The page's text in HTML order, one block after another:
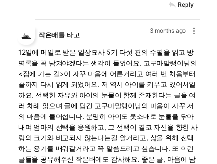
Reply
3 months ago
작은배를 타고
12일에 메일로 받은 일상묘사 5기 다섯 편의 수필을 읽고 방
명록을 꼭 남겨야겠다는 생각이 들었어요. 고구마말랭이님의
<집에 가는 길>이 자꾸 마음에 어른거리고 여러 번 처음부터
끝까지 다시 읽게 되었어요. 저 역시 아이를 키우고 있어서일
까요, 선택한 자유와 아이의 눈물이 함께 존재한다는 글을 여
러 차례 읽으며 글에 담긴 고구마말랭이님의 마음이 자꾸 저
의 마음에 들어섭니다. 분명히 아이도 옷소매로 눈물을 닦아
내며 엄마의 선택을 응원하고, 그 선택이 결코 자신을 향한 사
랑의 크기와 비교되지 않는다는걸 알거라고, 삶을 위해 선택
하는 용기를 배워갈거라고 꼭 말씀드리고 싶습니다. 또 이런
글들을 공유해주신 작은배에도 감사해요. 좋은 글, 마음에 남